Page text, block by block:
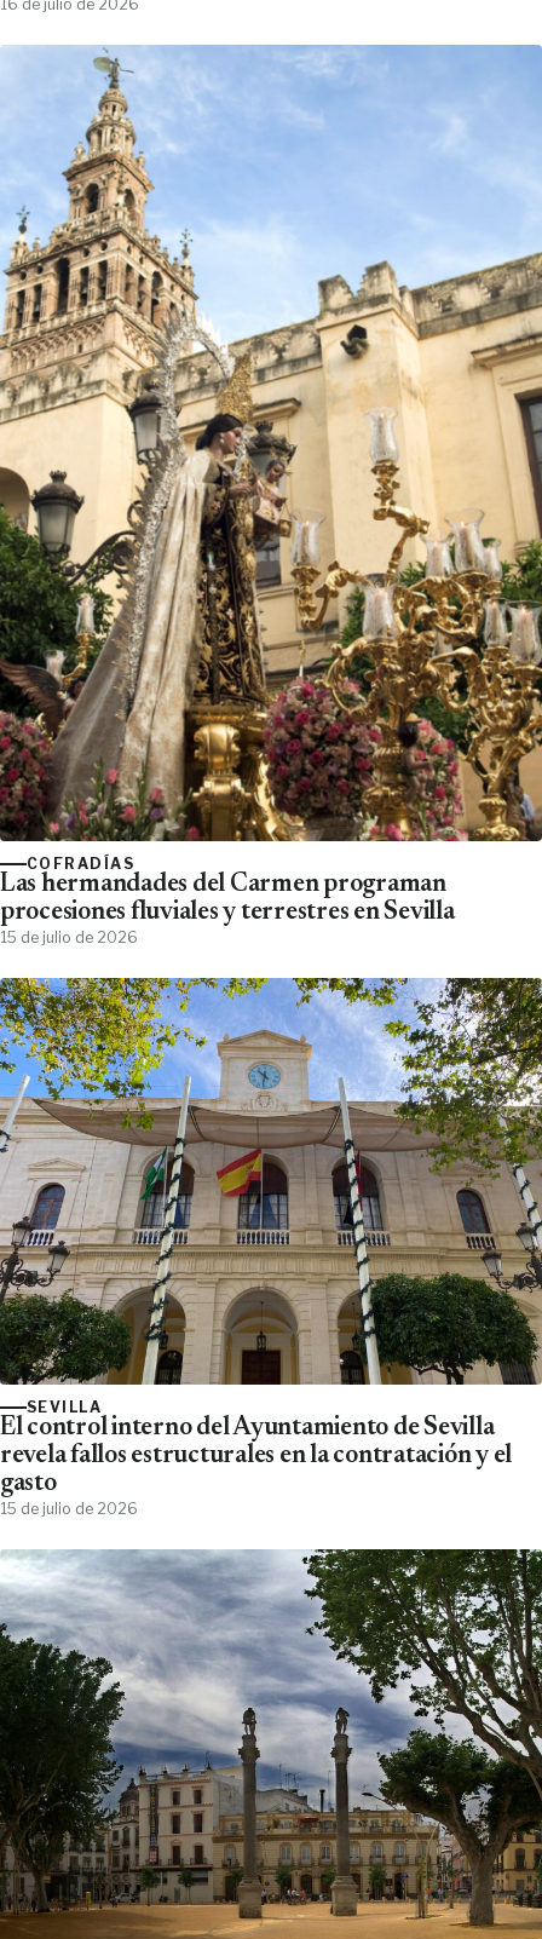
16 de julio de 2026
COFRADÍAS
Las hermandades del Carmen programan
procesiones fluviales y terrestres en Sevilla
15 de julio de 2026
SEVILLA
El control interno del Ayuntamiento de Sevilla
revela fallos estructurales en la contratación y el
gasto
15 de julio de 2026